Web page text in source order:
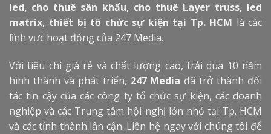
led, cho thuê sân khấu, cho thuê Layer truss, led
matrix, thiết bị tổ chức sự kiện tại Tp. HCM là các
lĩnh vực hoạt động của 247 Media.
Với tiêu chí giá rẻ và chất lượng cao, trải qua 10 năm
hình thành và phát triển, 247 Media đã trở thành đối
tác tin cậy của các công ty tổ chức sự kiện, các doanh
nghiệp và các Trung tâm hội nghị lớn nhỏ tại Tp. HCM
và các tỉnh thành lân cận. Liên hệ ngay với chúng tôi để